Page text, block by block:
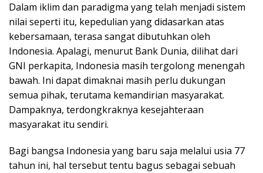
Dalam iklim dan paradigma yang telah menjadi sistem
nilai seperti itu, kepedulian yang didasarkan atas
kebersamaan, terasa sangat dibutuhkan oleh
Indonesia. Apalagi, menurut Bank Dunia, dilihat dari
GNI perkapita, Indonesia masih tergolong menengah
bawah. Ini dapat dimaknai masih perlu dukungan
semua pihak, terutama kemandirian masyarakat.
Dampaknya, terdongkraknya kesejahteraan
masyarakat itu sendiri.
Bagi bangsa Indonesia yang baru saja melalui usia 77
tahun ini, hal tersebut tentu bagus sebagai sebuah